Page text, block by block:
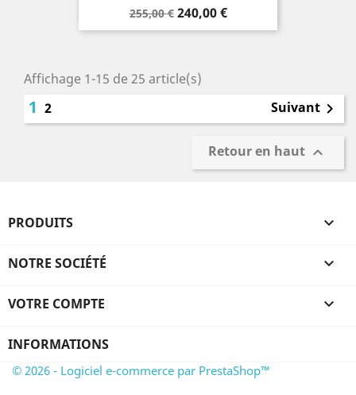
Prix
de
255,00 € Prix
240,00 €
Affichage 1-15 de 25 article(s)
1 2 Suivant 
Retour en haut 
PRODUITS 
NOTRE SOCIÉTÉ 
VOTRE COMPTE 
INFORMATIONS
© 2026 - Logiciel e-commerce par PrestaShop™